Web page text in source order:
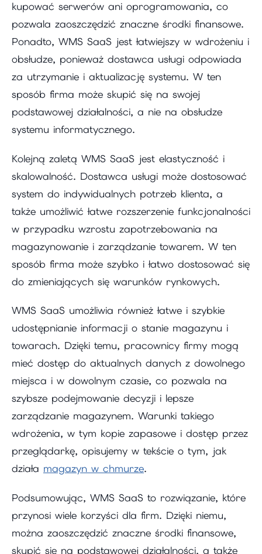
kupować serwerów ani oprogramowania, co
pozwala zaoszczędzić znaczne środki finansowe.
Ponadto, WMS SaaS jest łatwiejszy w wdrożeniu i
obsłudze, ponieważ dostawca usługi odpowiada
za utrzymanie i aktualizację systemu. W ten
sposób firma może skupić się na swojej
podstawowej działalności, a nie na obsłudze
systemu informatycznego.
Kolejną zaletą WMS SaaS jest elastyczność i
skalowalność. Dostawca usługi może dostosować
system do indywidualnych potrzeb klienta, a
także umożliwić łatwe rozszerzenie funkcjonalności
w przypadku wzrostu zapotrzebowania na
magazynowanie i zarządzanie towarem. W ten
sposób firma może szybko i łatwo dostosować się
do zmieniających się warunków rynkowych.
WMS SaaS umożliwia również łatwe i szybkie
udostępnianie informacji o stanie magazynu i
towarach. Dzięki temu, pracownicy firmy mogą
mieć dostęp do aktualnych danych z dowolnego
miejsca i w dowolnym czasie, co pozwala na
szybsze podejmowanie decyzji i lepsze
zarządzanie magazynem. Warunki takiego
wdrożenia, w tym kopie zapasowe i dostęp przez
przeglądarkę, opisujemy w tekście o tym, jak
działa magazyn w chmurze.
Podsumowując, WMS SaaS to rozwiązanie, które
przynosi wiele korzyści dla firm. Dzięki niemu,
można zaoszczędzić znaczne środki finansowe,
skupić się na podstawowej działalności, a także